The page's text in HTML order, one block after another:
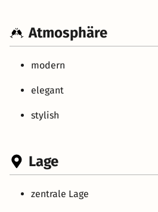
Atmosphäre
modern
elegant
stylish
Lage
zentrale Lage